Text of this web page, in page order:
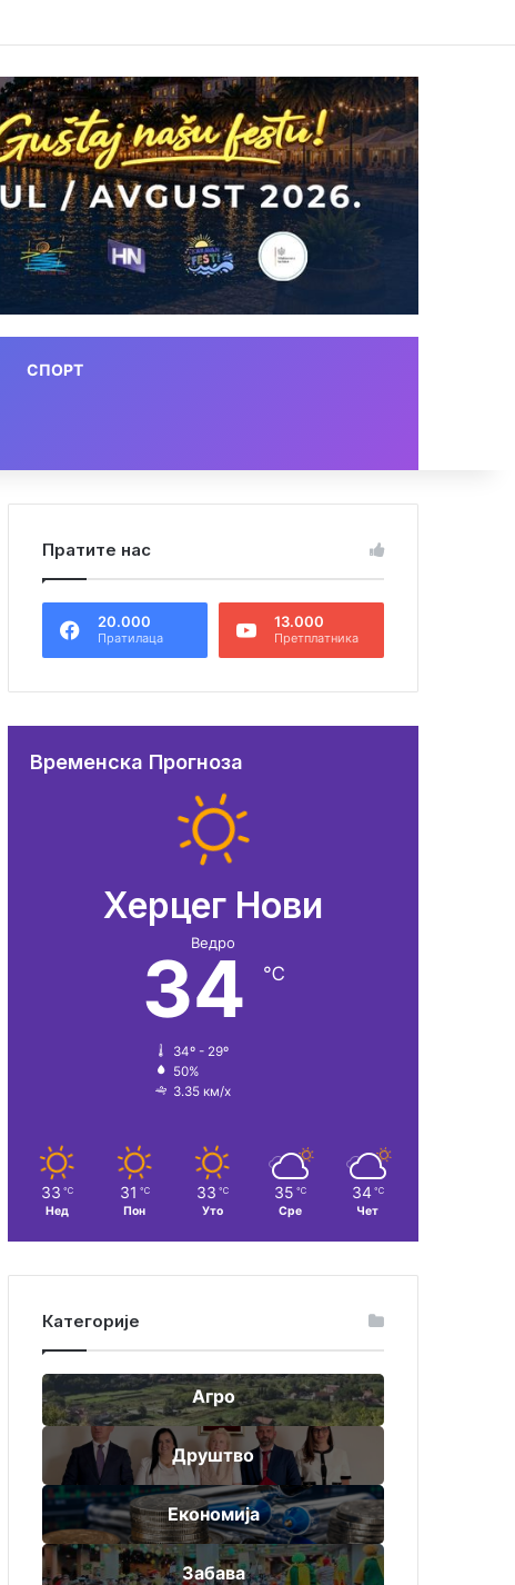
СПОРТ
Пратите нас
20.000
Пратилаца
13.000
Претплатника
Временска Прогноза
Херцег Нови
Ведро
34 ℃
34º - 29º
50%
3.35 км/х
33 ℃
Нед
31 ℃
Пон
33 ℃
Уто
35 ℃
Сре
34 ℃
Чет
Категорије
Агро
Друштво
Економија
Забава